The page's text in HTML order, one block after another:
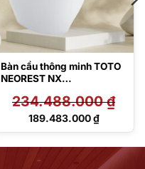
Bàn cầu thông minh TOTO
NEOREST NX
VR234.488.000₫
Giá
234.488.000 ₫.
189.483.000₫
Giá